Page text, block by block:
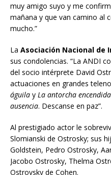
muy amigo suyo y me
mañana y que van camino al
mucho.”
La Asociación Nacional de
sus condolencias. “La ANDI
del socio intérprete David
actuaciones en grandes
águila y La antorcha encendida
ausencia. Descanse en paz”.
Al prestigiado actor le
Slomianski de Ostrosky; sus
Goldstein, Pedro Ostrosky,
Jacobo Ostrosky, Thelma
Ostrovsky de Cohen.